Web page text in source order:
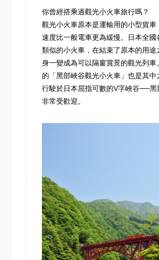
你曾經搭乘過觀光小火車旅行嗎？
觀光小火車原本是運輸用的小型貨車
速度比一般電車更為緩慢。日本全國
類似的小火車，在結束了原本的用途
身一變成為可以隔窗賞景的觀光列車
的「黑部峽谷觀光小火車」也是其中
行駛於日本屈指可數的V字峽谷──黑
非常受歡迎。